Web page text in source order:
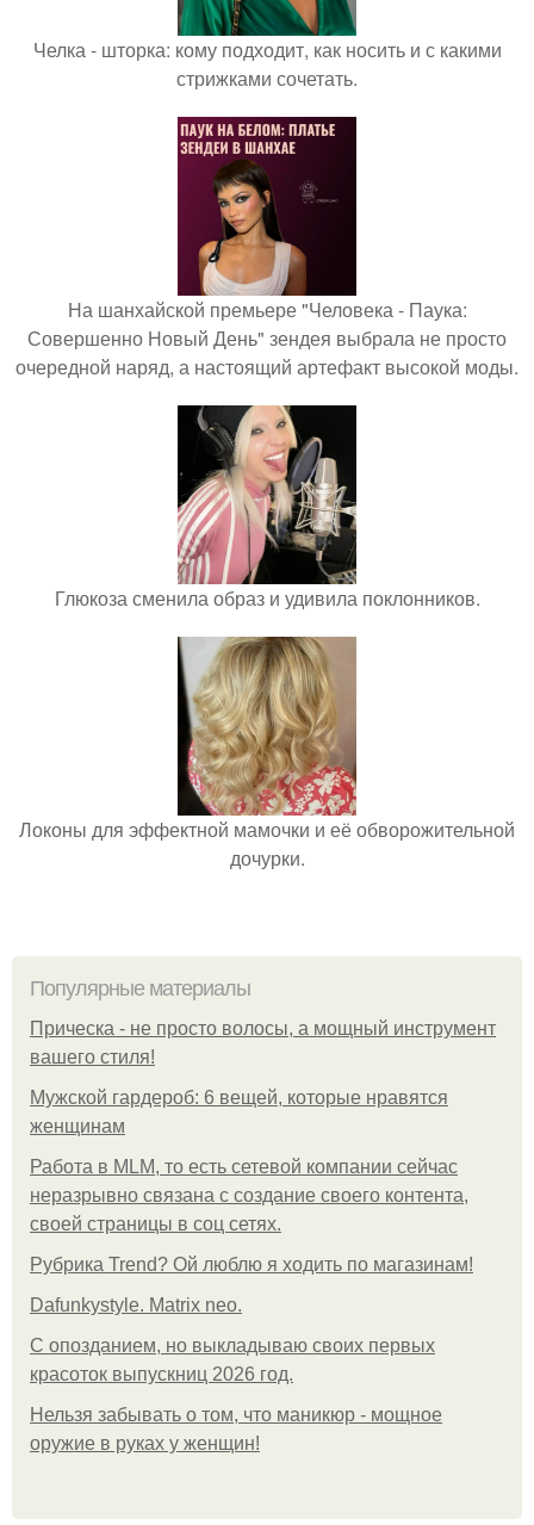
Челка - шторка: кому подходит, как носить и с какими
стрижками сочетать.
На шанхайской премьере "Человека - Паука:
Совершенно Новый День" зендея выбрала не просто
очередной наряд, а настоящий артефакт высокой моды.
Глюкоза сменила образ и удивила поклонников.
Локоны для эффектной мамочки и её обворожительной
дочурки.
Популярные материалы
Прическа - не просто волосы, а мощный инструмент
вашего стиля!
Мужской гардероб: 6 вещей, которые нравятся
женщинам
Работа в MLM, то есть сетевой компании сейчас
неразрывно связана с создание своего контента,
своей страницы в соц сетях.
Рубрика Trend? Ой люблю я ходить по магазинам!
Dafunkystyle. Matrix neo.
С опозданием, но выкладываю своих первых
красоток выпускниц 2026 год.
Нельзя забывать о том, что маникюр - мощное
оружие в руках у женщин!